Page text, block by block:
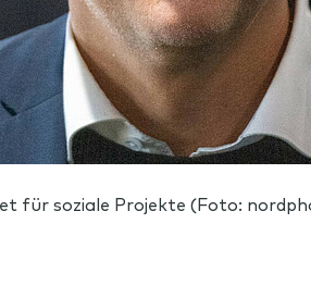
für soziale Projekte (Foto: